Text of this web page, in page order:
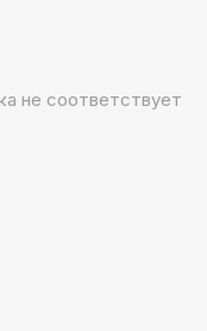
не соответствует